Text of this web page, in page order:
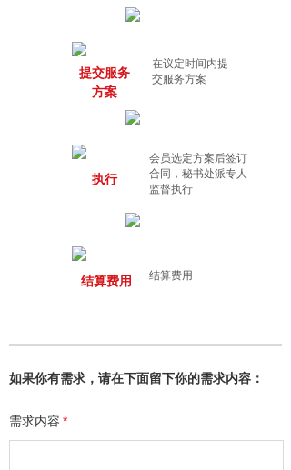
执行
会员选定方案后签订
合同，秘书处派专人
监督执行
提交服务
方案
在议定时间内提
交服务方案
结算费用 结算费用
需求内容 *
如果你有需求，请在下面留下你的需求内容：